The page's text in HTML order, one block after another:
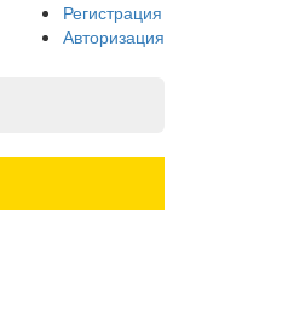
Регистрация
Авторизация